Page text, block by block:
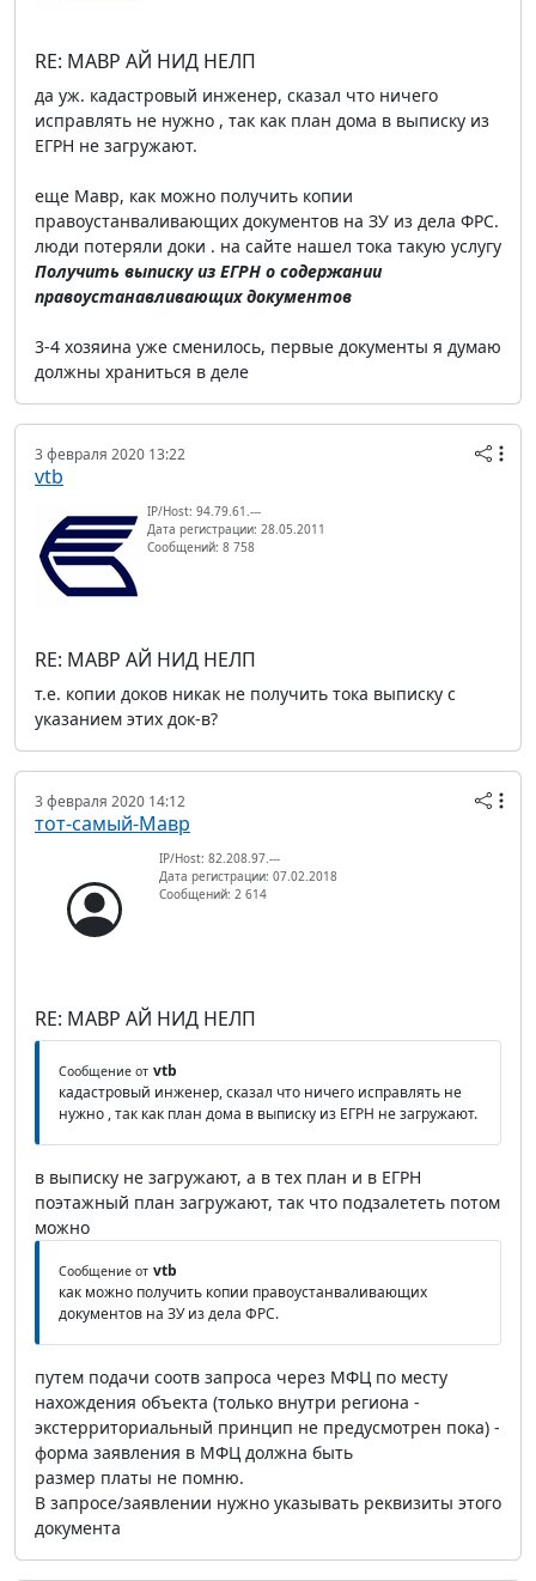
RE: МАВР АЙ НИД НЕЛП
да уж. кадастровый инженер, сказал что ничего
исправлять не нужно , так как план дома в выписку из
ЕГРН не загружают.
еще Мавр, как можно получить копии
правоустанваливающих документов на ЗУ из дела ФРС.
люди потеряли доки . на сайте нашел тока такую услугу
Получить выписку из ЕГРН о содержании
правоустанавливающих документов
3-4 хозяина уже сменилось, первые документы я думаю
должны храниться в деле
3 февраля 2020 13:22
vtb
IP/Host: 94.79.61.---
Дата регистрации: 28.05.2011
Сообщений: 8 758
RE: МАВР АЙ НИД НЕЛП
т.е. копии доков никак не получить тока выписку с
указанием этих док-в?
3 февраля 2020 14:12
тот-самый-Мавр
IP/Host: 82.208.97.---
Дата регистрации: 07.02.2018
Сообщений: 2 614
RE: МАВР АЙ НИД НЕЛП
Сообщение от vtb
кадастровый инженер, сказал что ничего исправлять не
нужно , так как план дома в выписку из ЕГРН не загружают.
в выписку не загружают, а в тех план и в ЕГРН
поэтажный план загружают, так что подзалететь потом
можно
Сообщение от vtb
как можно получить копии правоустанваливающих
документов на ЗУ из дела ФРС.
путем подачи соотв запроса через МФЦ по месту
нахождения объекта (только внутри региона -
экстерриториальный принцип не предусмотрен пока) -
форма заявления в МФЦ должна быть
размер платы не помню.
В запросе/заявлении нужно указывать реквизиты этого
документа